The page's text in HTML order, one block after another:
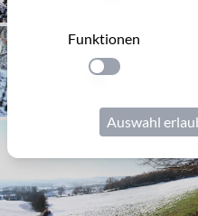
Funktionen
Einstellung
Auswahl